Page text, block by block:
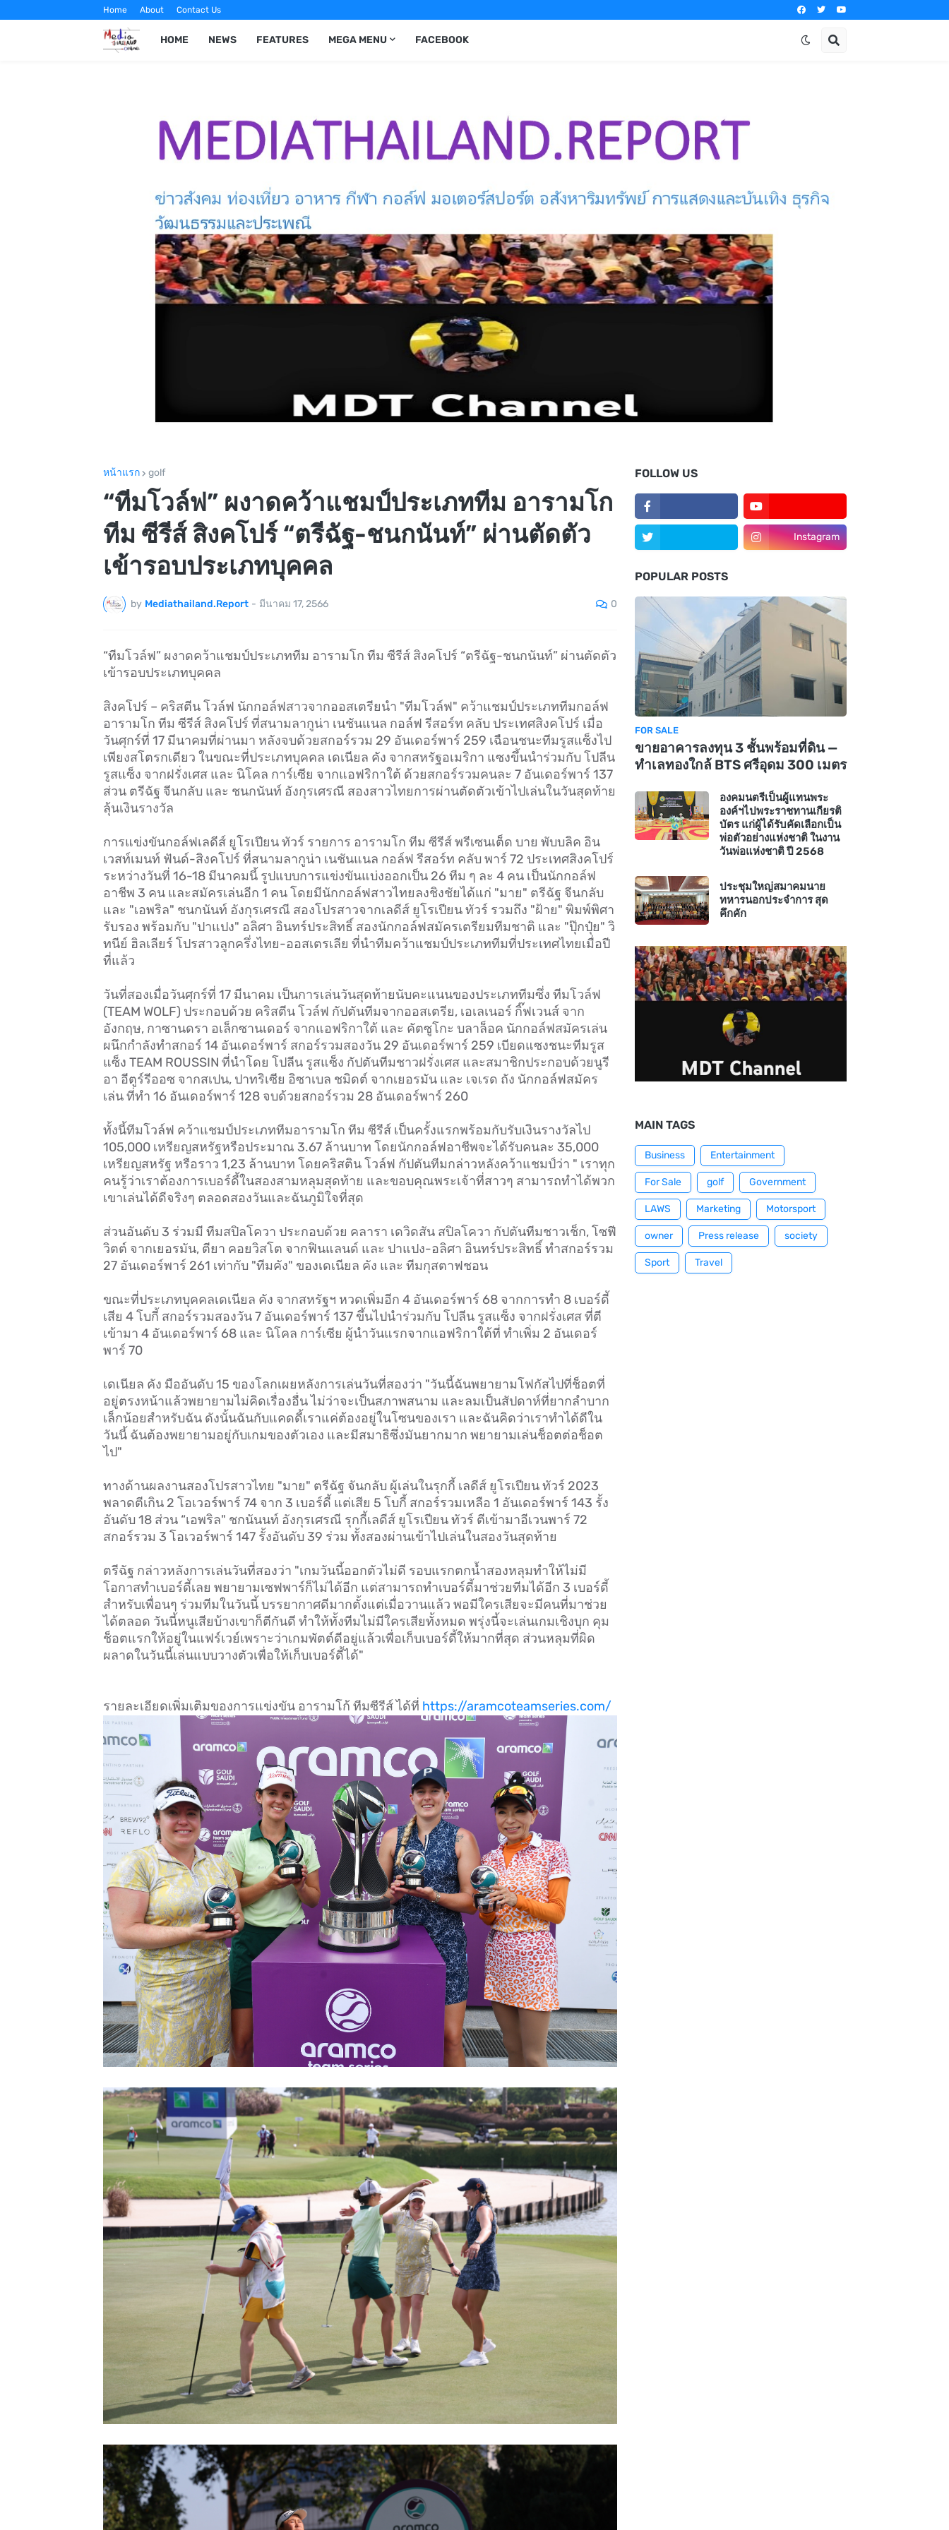
Home About Contact Us
HOME NEWS FEATURES MEGA MENU FACEBOOK
หน้าแรก golf
“ทีมโวล์ฟ” ผงาดคว้าแชมป์ประเภททีม อารามโก
ทีม ซีรีส์ สิงคโปร์ “ตรีฉัฐ-ชนกนันท์” ผ่านตัดตัว
เข้ารอบประเภทบุคคล
by Mediathailand.Report - มีนาคม 17, 2566 0
“ทีมโวล์ฟ” ผงาดคว้าแชมป์ประเภททีม อารามโก ทีม ซีรีส์ สิงคโปร์ “ตรีฉัฐ-ชนกนันท์” ผ่านตัดตัว
เข้ารอบประเภทบุคคล
สิงคโปร์ – คริสตีน โวล์ฟ นักกอล์ฟสาวจากออสเตรียนำ "ทีมโวล์ฟ" คว้าแชมป์ประเภททีมกอล์ฟ
อารามโก ทีม ซีรีส์ สิงคโปร์ ที่สนามลากูน่า เนชันแนล กอล์ฟ รีสอร์ท คลับ ประเทศสิงคโปร์ เมื่อ
วันศุกร์ที่ 17 มีนาคมที่ผ่านมา หลังจบด้วยสกอร์รวม 29 อันเดอร์พาร์ 259 เฉือนชนะทีมรูสแซ็งไป
เพียงสโตรกเดียว ในขณะที่ประเภทบุคคล เดเนียล คัง จากสหรัฐอเมริกา แซงขึ้นนำร่วมกับ โปลีน
รูสแซ็ง จากฝรั่งเศส และ นิโคล การ์เซีย จากแอฟริกาใต้ ด้วยสกอร์รวมคนละ 7 อันเดอร์พาร์ 137
ส่วน ตรีฉัฐ จีนกลับ และ ชนกนันท์ อังกุรเศรณี สองสาวไทยการผ่านตัดตัวเข้าไปเล่นในวันสุดท้าย
ลุ้นเงินรางวัล
การแข่งขันกอล์ฟเลดีส์ ยูโรเปียน ทัวร์ รายการ อารามโก ทีม ซีรีส์ พรีเซนเต็ด บาย พับบลิค อิน
เวสท์เมนท์ ฟันด์-สิงคโปร์ ที่สนามลากูน่า เนชันแนล กอล์ฟ รีสอร์ท คลับ พาร์ 72 ประเทศสิงคโปร์
ระหว่างวันที่ 16-18 มีนาคมนี้ รูปแบบการแข่งขันแบ่งออกเป็น 26 ทีม ๆ ละ 4 คน เป็นนักกอล์ฟ
อาชีพ 3 คน และสมัครเล่นอีก 1 คน โดยมีนักกอล์ฟสาวไทยลงชิงชัยได้แก่ "มาย" ตรีฉัฐ จีนกลับ
และ "เอพริล" ชนกนันท์ อังกุรเศรณี สองโปรสาวจากเลดีส์ ยูโรเปียน ทัวร์ รวมถึง "ฝ้าย" พิมพ์พิศา
รับรอง พร้อมกับ "ปาแปง" อลิศา อินทร์ประสิทธิ์ สองนักกอล์ฟสมัครเตรียมทีมชาติ และ "ปุ๊กปุ๋ย" วิ
ทนีย์ ฮิลเลียร์ โปรสาวลูกครึ่งไทย-ออสเตรเลีย ที่นำทีมคว้าแชมป์ประเภททีมที่ประเทศไทยเมื่อปี
ที่แล้ว
วันที่สองเมื่อวันศุกร์ที่ 17 มีนาคม เป็นการเล่นวันสุดท้ายนับคะแนนของประเภททีมซึ่ง ทีมโวล์ฟ
(TEAM WOLF) ประกอบด้วย คริสตีน โวล์ฟ กัปตันทีมจากออสเตรีย, เอเลเนอร์ กิ๊ฟเวนส์ จาก
อังกฤษ, กาซานดรา อเล็กซานเดอร์ จากแอฟริกาใต้ และ คัตซูโกะ บลาล็อค นักกอล์ฟสมัครเล่น
ผนึกกำลังทำสกอร์ 14 อันเดอร์พาร์ สกอร์รวมสองวัน 29 อันเดอร์พาร์ 259 เบียดแซงชนะทีมรูส
แซ็ง TEAM ROUSSIN ที่นำโดย โปลีน รูสแซ็ง กัปตันทีมชาวฝรั่งเศส และสมาชิกประกอบด้วยนูรี
อา อีตูร์รีออซ จากสเปน, ปาทริเซีย อิซาเบล ชมิดต์ จากเยอรมัน และ เจเรด ถัง นักกอล์ฟสมัคร
เล่น ที่ทำ 16 อันเดอร์พาร์ 128 จบด้วยสกอร์รวม 28 อันเดอร์พาร์ 260
ทั้งนี้ทีมโวล์ฟ คว้าแชมป์ประเภททีมอารามโก ทีม ซีรีส์ เป็นครั้งแรกพร้อมกับรับเงินรางวัลไป
105,000 เหรียญสหรัฐหรือประมาณ 3.67 ล้านบาท โดยนักกอล์ฟอาชีพจะได้รับคนละ 35,000
เหรียญสหรัฐ หรือราว 1,23 ล้านบาท โดยคริสติน โวล์ฟ กัปตันทีมกล่าวหลังคว้าแชมป์ว่า " เราทุก
คนรู้ว่าเราต้องการเบอร์ดี้ในสองสามหลุมสุดท้าย และขอบคุณพระเจ้าที่สาวๆ สามารถทำได้พวก
เขาเล่นได้ดีจริงๆ ตลอดสองวันและฉันภูมิใจที่สุด
ส่วนอันดับ 3 ร่วมมี ทีมสปิลโควา ประกอบด้วย คลารา เดวิดสัน สปิลโควา กัปตันทีมชาวเช็ก, โซฟี
วิตต์ จากเยอรมัน, ตียา คอยวิสโต จากฟินแลนด์ และ ปาแปง-อลิศา อินทร์ประสิทธิ์ ทำสกอร์รวม
27 อันเดอร์พาร์ 261 เท่ากับ "ทีมคัง" ของเดเนียล คัง และ ทีมกุสตาฟชอน
ขณะที่ประเภทบุคคลเดเนียล คัง จากสหรัฐฯ หวดเพิ่มอีก 4 อันเดอร์พาร์ 68 จากการทำ 8 เบอร์ดี้
เสีย 4 โบกี้ สกอร์รวมสองวัน 7 อันเดอร์พาร์ 137 ขึ้นไปนำร่วมกับ โปลีน รูสแซ็ง จากฝรั่งเศส ที่ตี
เข้ามา 4 อันเดอร์พาร์ 68 และ นิโคล การ์เซีย ผู้นำวันแรกจากแอฟริกาใต้ที่ ทำเพิ่ม 2 อันเดอร์
พาร์ 70
เดเนียล คัง มืออันดับ 15 ของโลกเผยหลังการเล่นวันที่สองว่า "วันนี้ฉันพยายามโฟกัสไปที่ช็อตที่
อยู่ตรงหน้าแล้วพยายามไม่คิดเรื่องอื่น ไม่ว่าจะเป็นสภาพสนาม และลมเป็นสัปดาห์ที่ยากลำบาก
เล็กน้อยสำหรับฉัน ดังนั้นฉันกับแคดดี้เราแค่ต้องอยู่ในโซนของเรา และฉันคิดว่าเราทำได้ดีใน
วันนี้ ฉันต้องพยายามอยู่กับเกมของตัวเอง และมีสมาธิซึ่งมันยากมาก พยายามเล่นช็อตต่อช็อต
ไป"
ทางด้านผลงานสองโปรสาวไทย "มาย" ตรีฉัฐ จันกลับ ผู้เล่นในรุกกี้ เลดีส์ ยูโรเปียน ทัวร์ 2023
พลาดตีเกิน 2 โอเวอร์พาร์ 74 จาก 3 เบอร์ดี้ แต่เสีย 5 โบกี้ สกอร์รวมเหลือ 1 อันเดอร์พาร์ 143 รั้ง
อันดับ 18 ส่วน “เอพริล" ชกนันนท์ อังกุรเศรณี รุกกี้เลดีส์ ยูโรเปียน ทัวร์ ตีเข้ามาอีเวนพาร์ 72
สกอร์รวม 3 โอเวอร์พาร์ 147 รั้งอันดับ 39 ร่วม ทั้งสองผ่านเข้าไปเล่นในสองวันสุดท้าย
ตรีฉัฐ กล่าวหลังการเล่นวันที่สองว่า "เกมวันนี้ออกตัวไม่ดี รอบแรกตกน้ำสองหลุมทำให้ไม่มี
โอกาสทำเบอร์ดี้เลย พยายามเซฟพาร์ก็ไม่ได้อีก แต่สามารถทำเบอร์ดี้มาช่วยทีมได้อีก 3 เบอร์ดี้
สำหรับเพื่อนๆ ร่วมทีมในวันนี้ บรรยากาศดีมากตั้งแต่เมื่อวานแล้ว พอมีใครเสียจะมีคนที่มาช่วย
ได้ตลอด วันนี้หนูเสียบ้างเขาก็ตีกันดี ทำให้ทั้งทีมไม่มีใครเสียทั้งหมด พรุ่งนี้จะเล่นเกมเชิงบุก คุม
ช็อตแรกให้อยู่ในแฟร์เวย์เพราะว่าเกมพัตต์ดีอยู่แล้วเพื่อเก็บเบอร์ดี้ให้มากที่สุด ส่วนหลุมที่ผิด
ผลาดในวันนี้เล่นแบบวางตัวเพื่อให้เก็บเบอร์ดี้ได้"
รายละเอียดเพิ่มเติมของการแข่งขัน อารามโก้ ทีมซีรีส์ ได้ที่ https://aramcoteamseries.com/
FOLLOW US
Instagram
POPULAR POSTS
FOR SALE
ขายอาคารลงทุน 3 ชั้นพร้อมที่ดิน —
ทำเลทองใกล้ BTS ศรีอุดม 300 เมตร
องคมนตรีเป็นผู้แทนพระ
องค์ฯไปพระราชทานเกียรติ
บัตร แก่ผู้ได้รับคัดเลือกเป็น
พ่อตัวอย่างแห่งชาติ ในงาน
วันพ่อแห่งชาติ ปี 2568
ประชุมใหญ่สมาคมนาย
ทหารนอกประจำการ สุด
คึกคัก
MAIN TAGS
Business Entertainment
For Sale golf Government
LAWS Marketing Motorsport
owner Press release society
Sport Travel